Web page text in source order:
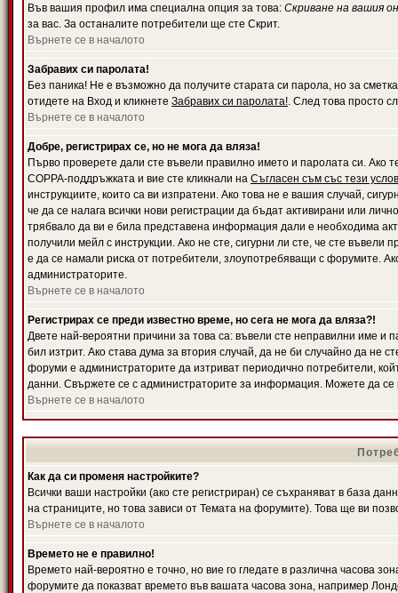
Във вашия профил има специална опция за това: Скриване на вашия
за вас. За останалите потребители ще сте Скрит.
Върнете се в началото
Забравих си паролата!
Без паника! Не е възможно да получите старата си парола, но за
отидете на Вход и кликнете Забравих си паролата!. След това просто
Върнете се в началото
Добре, регистрирах се, но не мога да вляза!
Първо проверете дали сте въвели правилно името и паролата си. Ако
COPPA-поддръжката и вие сте кликнали на Съгласен съм със тези
инструкциите, които са ви изпратени. Ако това не е вашия случай,
че да се налага всички нови регистрации да бъдат активирани или
трябвало да ви е била представена информация дали е необходима
получили мейл с инструкции. Ако не сте, сигурни ли сте, че сте
е да се намали риска от потребители, злоупотребяващи с форумите.
администраторите.
Върнете се в началото
Регистрирах се преди известно време, но сега не мога да вляза?!
Двете най-вероятни причини за това са: въвели сте неправилни име и
бил изтрит. Ако става дума за втория случай, да не би случайно да
форуми е администраторите да изтриват периодично потребители,
данни. Свържете се с администраторите за информация. Можете да се
Върнете се в началото
Как да си променя настройките?
Всички ваши настройки (ако сте регистриран) се съхраняват в база
на страниците, но това зависи от Темата на форумите). Това ще ви
Върнете се в началото
Времето не е правилно!
Времето най-вероятно е точно, но вие го гледате в различна часова
форумите да показват времето във вашата часова зона, например